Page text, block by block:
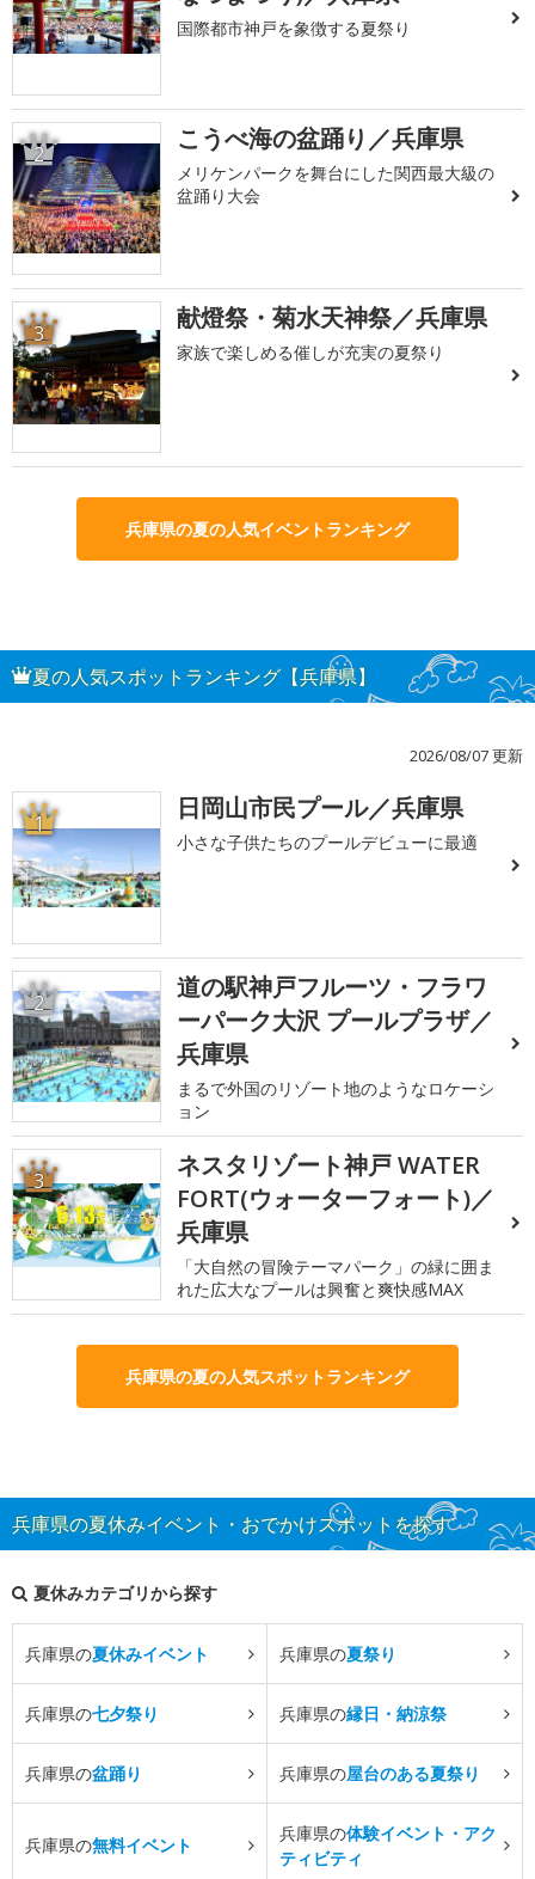
国際都市神戸を象徴する夏祭り
2 こうべ海の盆踊り／兵庫県
メリケンパークを舞台にした関西最大級の
盆踊り大会
3 献燈祭・菊水天神祭／兵庫県
家族で楽しめる催しが充実の夏祭り
兵庫県の夏の人気イベントランキング
夏の人気スポットランキング【兵庫県】
2026/08/07 更新
1 日岡山市民プール／兵庫県
小さな子供たちのプールデビューに最適
2
道の駅神戸フルーツ・フラワ
ーパーク大沢 プールプラザ／
兵庫県
まるで外国のリゾート地のようなロケーシ
ョン
3
ネスタリゾート神戸 WATER
FORT(ウォーターフォート)／
兵庫県
「大自然の冒険テーマパーク」の緑に囲ま
れた広大なプールは興奮と爽快感MAX
兵庫県の夏の人気スポットランキング
兵庫県の夏休みイベント・おでかけスポットを探す
夏休みカテゴリから探す
兵庫県の夏休みイベント 兵庫県の夏祭り
兵庫県の七夕祭り 兵庫県の縁日・納涼祭
兵庫県の盆踊り 兵庫県の屋台のある夏祭り
兵庫県の無料イベント
兵庫県の体験イベント・アク
ティビティ